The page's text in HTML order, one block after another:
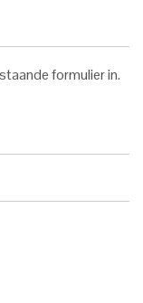
formulier in.